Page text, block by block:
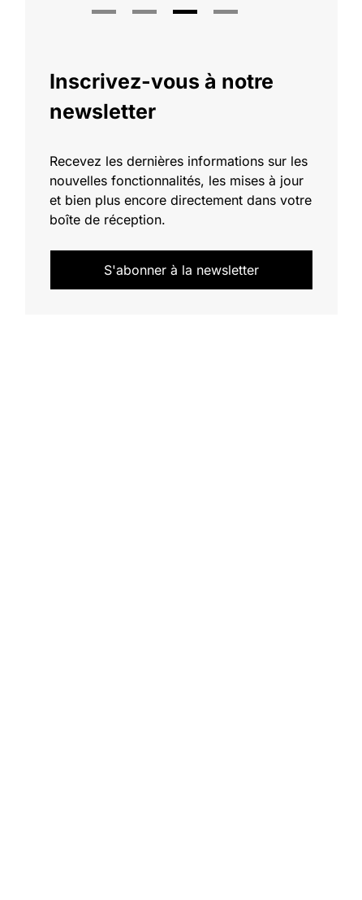
Inscrivez-vous à notre
newsletter
Recevez les dernières informations sur les
nouvelles fonctionnalités, les mises à jour
et bien plus encore directement dans votre
boîte de réception.
S'abonner à la newsletter